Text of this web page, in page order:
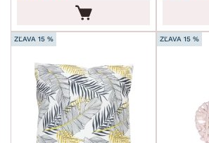
ZĽAVA 15 % ZĽAVA 15 %